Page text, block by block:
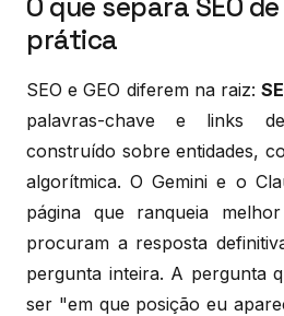
O que separa SEO de
prática
SEO e GEO diferem na raiz:
palavras-chave e links
construído sobre entidades,
algorítmica. O Gemini e o
página que ranqueia
procuram a resposta
pergunta inteira. A pergunta
ser "em que posição eu